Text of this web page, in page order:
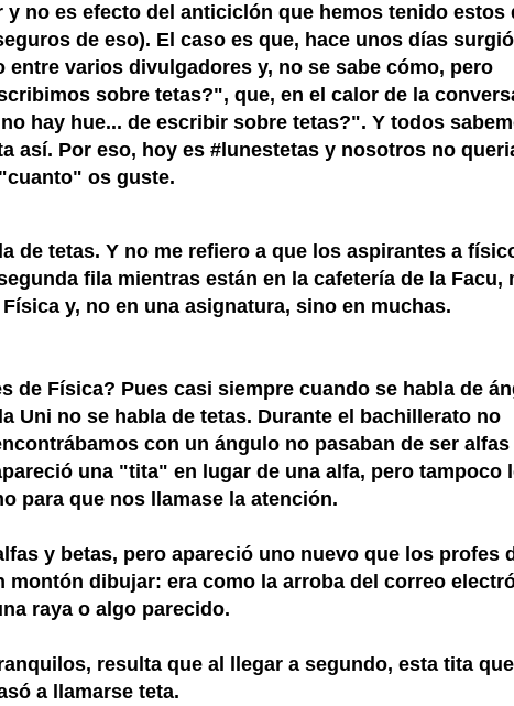
no es efecto del anticiclón que hemos tenido estos
de eso). El caso es que, hace unos días
varios divulgadores y, no se sabe cómo, pero
sobre tetas?", que, en el calor de la
hay hue... de escribir sobre tetas?". Y todos
así. Por eso, hoy es #lunestetas y nosotros no
os guste.
de tetas. Y no me refiero a que los aspirantes a
fila mientras están en la cafetería de la Facu,
y, no en una asignatura, sino en muchas.
de Física? Pues casi siempre cuando se habla de
Uni no se habla de tetas. Durante el bachillerato no
con un ángulo no pasaban de ser alfas
una "tita" en lugar de una alfa, pero tampoco
para que nos llamase la atención.
y betas, pero apareció uno nuevo que los profes
dibujar: era como la arroba del correo
raya o algo parecido.
resulta que al llegar a segundo, esta tita
a llamarse teta.